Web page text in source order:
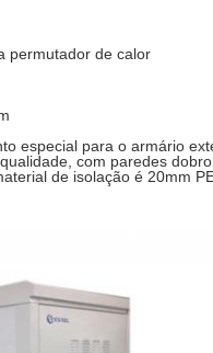
permutador de calor
especial para o armário
com paredes
de isolação é 20mm